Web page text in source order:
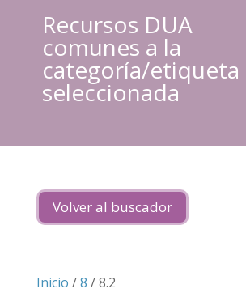
Recursos DUA
comunes a la
categoría/etiqueta
seleccionada
Volver al buscador
Inicio /8 / 8.2